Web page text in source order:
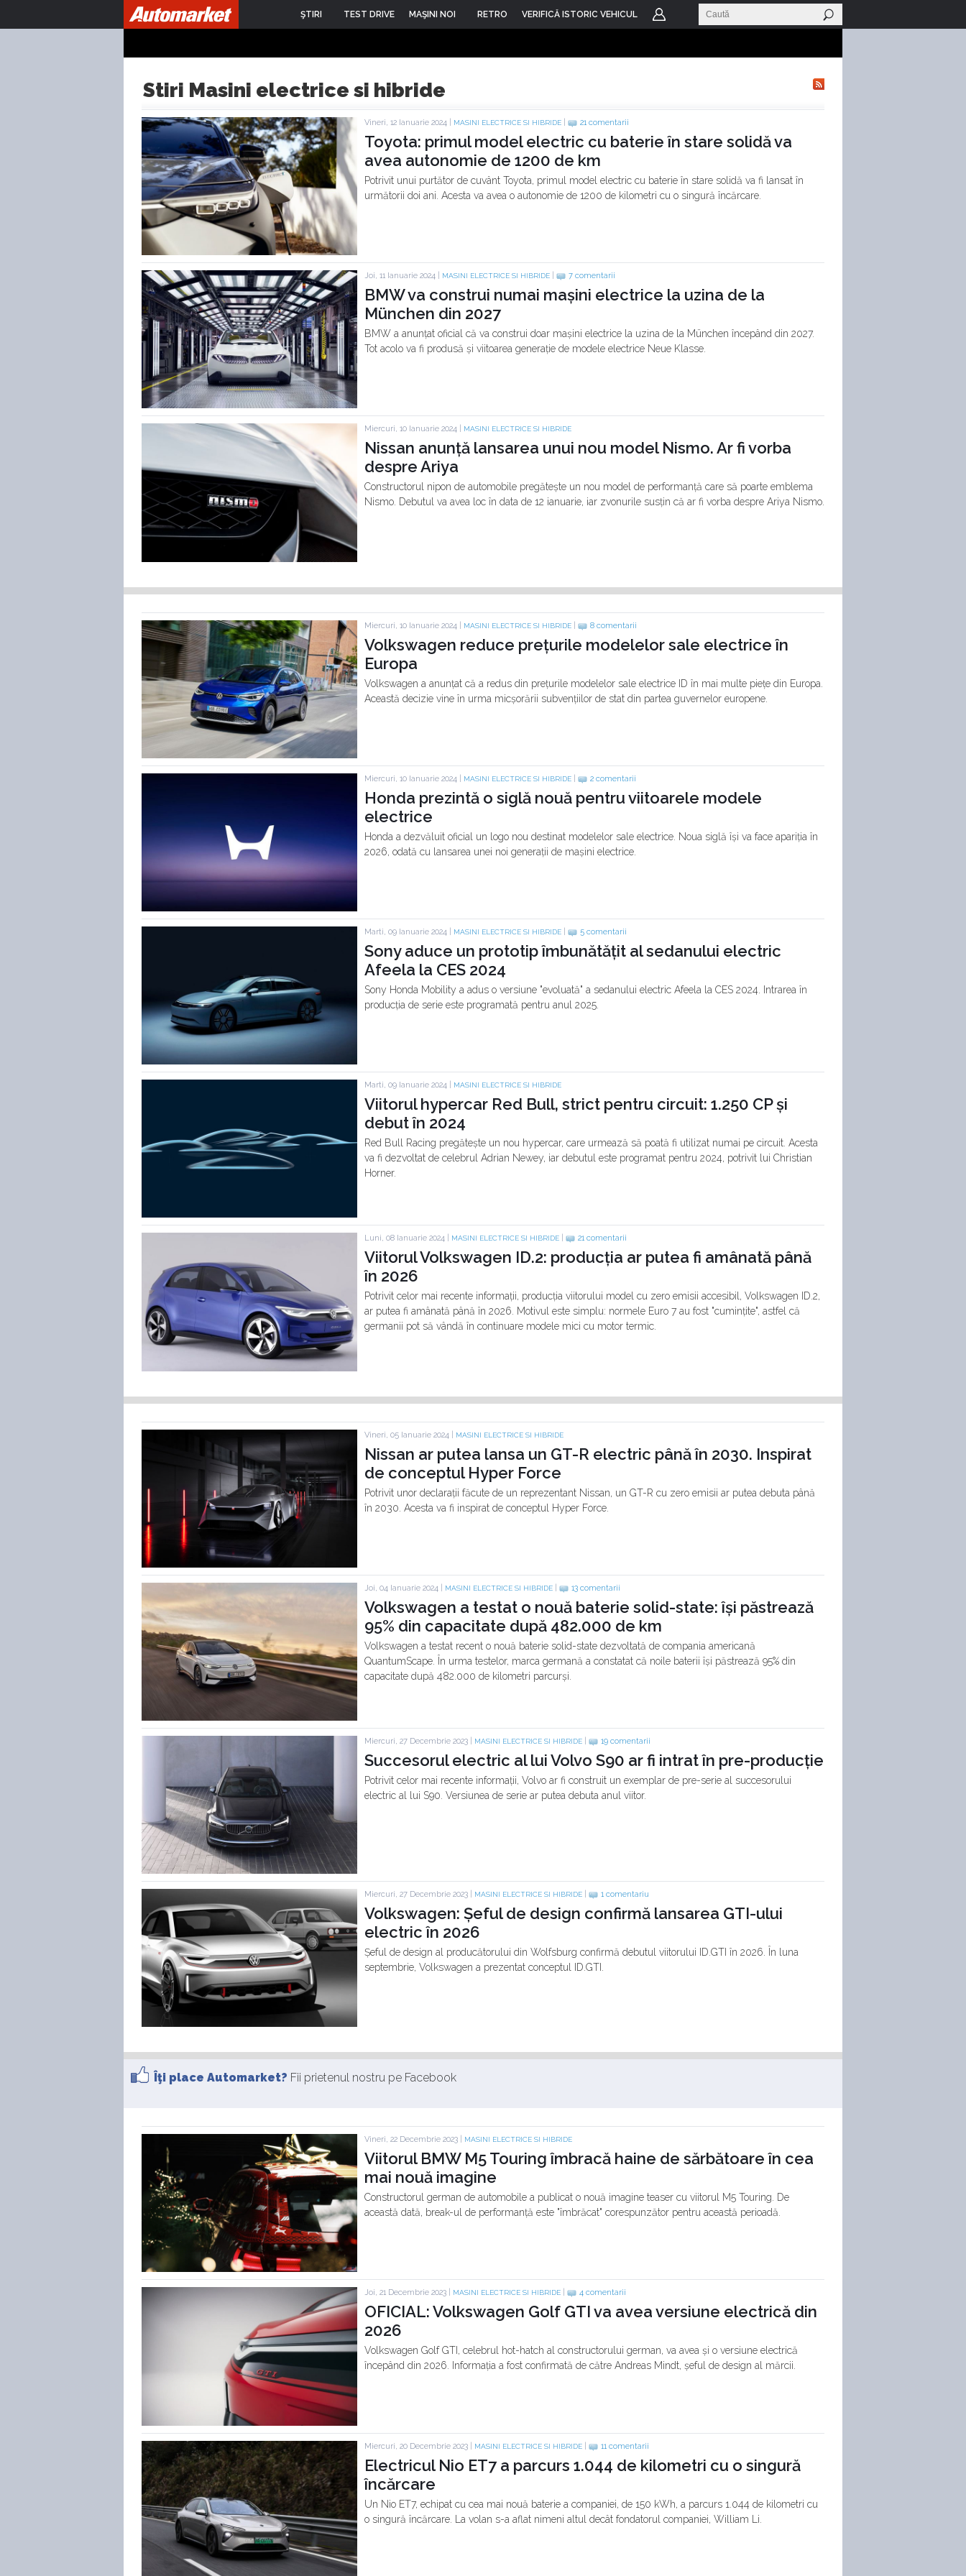
ŞTIRI TEST DRIVE MAŞINI NOI RETRO VERIFICĂ ISTORIC VEHICUL
Stiri Masini electrice si hibride
Vineri, 12 Ianuarie 2024 | MASINI ELECTRICE SI HIBRIDE 21 comentarii
Toyota: primul model electric cu baterie în stare solidă va
avea autonomie de 1200 de km
Potrivit unui purtător de cuvânt Toyota, primul model electric cu baterie în stare solidă va fi lansat în
următorii doi ani. Acesta va avea o autonomie de 1200 de kilometri cu o singură încărcare.
Joi, 11 Ianuarie 2024 | MASINI ELECTRICE SI HIBRIDE 7 comentarii
BMW va construi numai mașini electrice la uzina de la
München din 2027
BMW a anunțat oficial că va construi doar mașini electrice la uzina de la München începând din 2027.
Tot acolo va fi produsă și viitoarea generație de modele electrice Neue Klasse.
Miercuri, 10 Ianuarie 2024 | MASINI ELECTRICE SI HIBRIDE
Nissan anunță lansarea unui nou model Nismo. Ar fi vorba
despre Ariya
Constructorul nipon de automobile pregătește un nou model de performanță care să poarte emblema
Nismo. Debutul va avea loc în data de 12 ianuarie, iar zvonurile susțin că ar fi vorba despre Ariya Nismo.
Miercuri, 10 Ianuarie 2024 | MASINI ELECTRICE SI HIBRIDE 8 comentarii
Volkswagen reduce prețurile modelelor sale electrice în
Europa
Volkswagen a anunțat că a redus din prețurile modelelor sale electrice ID în mai multe piețe din Europa.
Această decizie vine în urma micșorării subvențiilor de stat din partea guvernelor europene.
Miercuri, 10 Ianuarie 2024 | MASINI ELECTRICE SI HIBRIDE 2 comentarii
Honda prezintă o siglă nouă pentru viitoarele modele
electrice
Honda a dezvăluit oficial un logo nou destinat modelelor sale electrice. Noua siglă își va face apariția în
2026, odată cu lansarea unei noi generații de mașini electrice.
Marti, 09 Ianuarie 2024 | MASINI ELECTRICE SI HIBRIDE 5 comentarii
Sony aduce un prototip îmbunătățit al sedanului electric
Afeela la CES 2024
Sony Honda Mobility a adus o versiune "evoluată" a sedanului electric Afeela la CES 2024. Intrarea în
producția de serie este programată pentru anul 2025.
Marti, 09 Ianuarie 2024 | MASINI ELECTRICE SI HIBRIDE
Viitorul hypercar Red Bull, strict pentru circuit: 1.250 CP și
debut în 2024
Red Bull Racing pregătește un nou hypercar, care urmează să poată fi utilizat numai pe circuit. Acesta
va fi dezvoltat de celebrul Adrian Newey, iar debutul este programat pentru 2024, potrivit lui Christian
Horner.
Luni, 08 Ianuarie 2024 | MASINI ELECTRICE SI HIBRIDE 21 comentarii
Viitorul Volkswagen ID.2: producția ar putea fi amânată până
în 2026
Potrivit celor mai recente informații, producția viitorului model cu zero emisii accesibil, Volkswagen ID.2,
ar putea fi amânată până în 2026. Motivul este simplu: normele Euro 7 au fost "cumințite", astfel că
germanii pot să vândă în continuare modele mici cu motor termic.
Vineri, 05 Ianuarie 2024 | MASINI ELECTRICE SI HIBRIDE
Nissan ar putea lansa un GT-R electric până în 2030. Inspirat
de conceptul Hyper Force
Potrivit unor declarații făcute de un reprezentant Nissan, un GT-R cu zero emisii ar putea debuta până
în 2030. Acesta va fi inspirat de conceptul Hyper Force.
Joi, 04 Ianuarie 2024 | MASINI ELECTRICE SI HIBRIDE 13 comentarii
Volkswagen a testat o nouă baterie solid-state: își păstrează
95% din capacitate după 482.000 de km
Volkswagen a testat recent o nouă baterie solid-state dezvoltată de compania americană
QuantumScape. În urma testelor, marca germană a constatat că noile baterii își păstrează 95% din
capacitate după 482.000 de kilometri parcurși.
Miercuri, 27 Decembrie 2023 | MASINI ELECTRICE SI HIBRIDE 19 comentarii
Succesorul electric al lui Volvo S90 ar fi intrat în pre-producție
Potrivit celor mai recente informații, Volvo ar fi construit un exemplar de pre-serie al succesorului
electric al lui S90. Versiunea de serie ar putea debuta anul viitor.
Miercuri, 27 Decembrie 2023 | MASINI ELECTRICE SI HIBRIDE 1 comentariu
Volkswagen: Șeful de design confirmă lansarea GTI-ului
electric în 2026
Șeful de design al producătorului din Wolfsburg confirmă debutul viitorului ID.GTI în 2026. În luna
septembrie, Volkswagen a prezentat conceptul ID.GTI.
Îţi place Automarket? Fii prietenul nostru pe Facebook
Vineri, 22 Decembrie 2023 | MASINI ELECTRICE SI HIBRIDE
Viitorul BMW M5 Touring îmbracă haine de sărbătoare în cea
mai nouă imagine
Constructorul german de automobile a publicat o nouă imagine teaser cu viitorul M5 Touring. De
această dată, break-ul de performanță este "îmbrăcat" corespunzător pentru această perioadă.
Joi, 21 Decembrie 2023 | MASINI ELECTRICE SI HIBRIDE 4 comentarii
OFICIAL: Volkswagen Golf GTI va avea versiune electrică din
2026
Volkswagen Golf GTI, celebrul hot-hatch al constructorului german, va avea și o versiune electrică
începând din 2026. Informația a fost confirmată de către Andreas Mindt, șeful de design al mărcii.
Miercuri, 20 Decembrie 2023 | MASINI ELECTRICE SI HIBRIDE 11 comentarii
Electricul Nio ET7 a parcurs 1.044 de kilometri cu o singură
încărcare
Un Nio ET7, echipat cu cea mai nouă baterie a companiei, de 150 kWh, a parcurs 1.044 de kilometri cu
o singură încărcare. La volan s-a aflat nimeni altul decât fondatorul companiei, William Li.